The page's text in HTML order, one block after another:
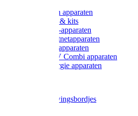
Onderdelen apparaten
Starter sets & kits
9V Batterij-apparaten
230V Lichtnetapparaten
12V Accu-apparaten
230V / 12V Combi apparaten
Zonne-energie apparaten
Waarschuwingsbordjes